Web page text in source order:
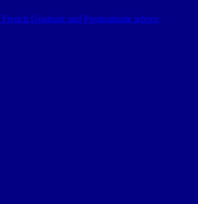
Graduate and Postgraduate advice,